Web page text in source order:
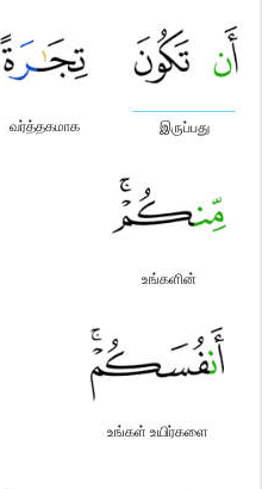
இருப்பது
வர்த்தகமாக
உங்களின்
உங்கள் உயிர்களை